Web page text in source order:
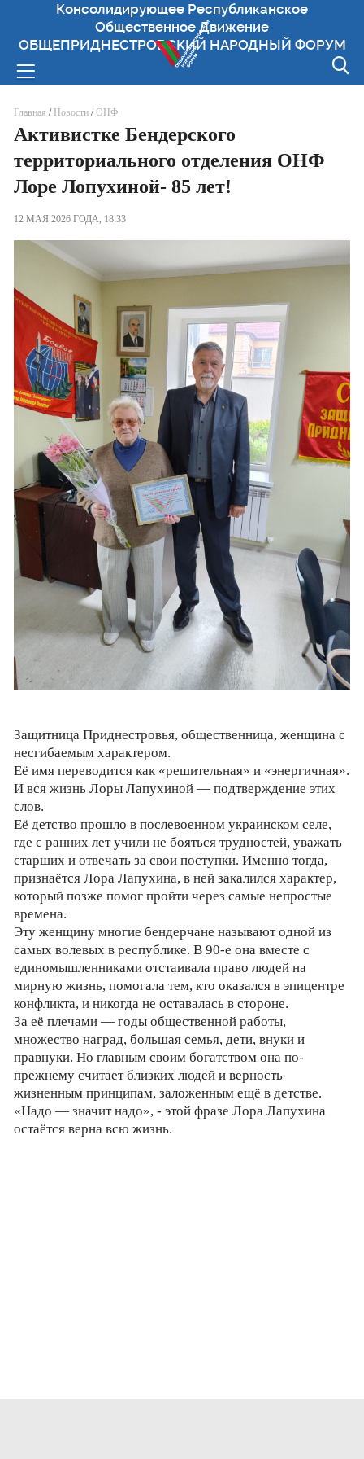
Консолидирующее Республиканское
Общественное Движение
ОБЩЕПРИДНЕСТРОВСКИЙ НАРОДНЫЙ ФОРУМ
Вы здесь
Главная / Новости/ОНФ
Активистке Бендерского
территориального отделения ОНФ
Лоре Лопухиной- 85 лет!
12 МАЯ 2026 ГОДА, 18:33
Защитница Приднестровья, общественница, женщина с
несгибаемым характером.
Её имя переводится как «решительная» и «энергичная».
И вся жизнь Лоры Лапухиной — подтверждение этих
слов.
Её детство прошло в послевоенном украинском селе,
где с ранних лет учили не бояться трудностей, уважать
старших и отвечать за свои поступки. Именно тогда,
признаётся Лора Лапухина, в ней закалился характер,
который позже помог пройти через самые непростые
времена.
Эту женщину многие бендерчане называют одной из
самых волевых в республике. В 90-е она вместе с
единомышленниками отстаивала право людей на
мирную жизнь, помогала тем, кто оказался в эпицентре
конфликта, и никогда не оставалась в стороне.
За её плечами — годы общественной работы,
множество наград, большая семья, дети, внуки и
правнуки. Но главным своим богатством она по-
прежнему считает близких людей и верность
жизненным принципам, заложенным ещё в детстве.
«Надо — значит надо», - этой фразе Лора Лапухина
остаётся верна всю жизнь.